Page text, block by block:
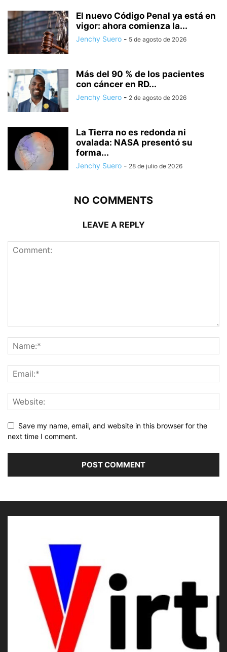
El nuevo Código Penal ya está en
vigor: ahora comienza la...
Jenchy Suero - 5 de agosto de 2026
Más del 90 % de los pacientes
con cáncer en RD...
Jenchy Suero - 2 de agosto de 2026
La Tierra no es redonda ni
ovalada: NASA presentó su
forma...
Jenchy Suero - 28 de julio de 2026
NO COMMENTS
LEAVE A REPLY
Save my name, email, and website in this browser for the
next time I comment.